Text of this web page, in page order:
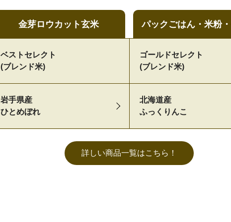
ベストセレクト
(ブレンド米)
ゴールドセレクト
(ブレンド米)
岩手県産
ひとめぼれ
北海道産
ふっくりんこ
金芽ロウカット玄米 パックごはん ・ 米粉・
詳しい商品一覧はこちら！